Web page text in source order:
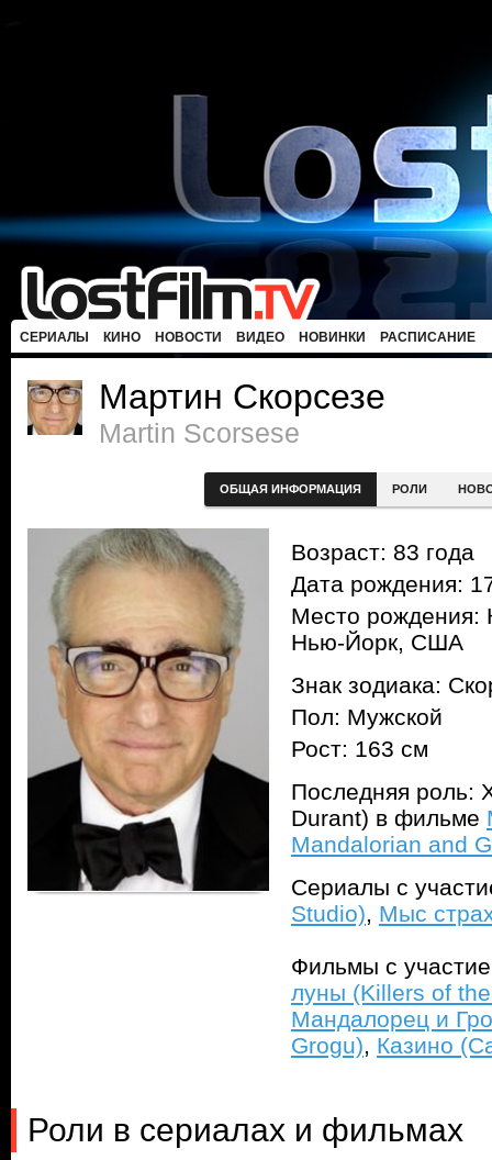
СЕРИАЛЫ КИНО НОВОСТИ ВИДЕО НОВИНКИ РАСПИСАНИЕ
Мартин Скорсезе
Martin Scorsese
ОБЩАЯ ИНФОРМАЦИЯ РОЛИ
Возраст: 83 года
Дата рождения:
Место рождения:
Нью-Йорк, США
Знак зодиака:
Пол: Мужской
Рост: 163 см
Последняя роль:
Durant) в фильме
Mandalorian and
Сериалы с
Studio), Мыс
Фильмы с
луны (Killers of
Мандалорец и
Grogu), Казино
Роли в сериалах и фильмах